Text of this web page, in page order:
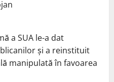
a SUA le-a dat
și a reinstituit
manipulată în favoarea